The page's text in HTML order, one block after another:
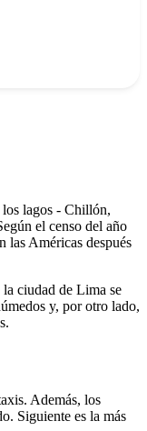
los lagos - Chillón,
el censo del año
las Américas después
la ciudad de Lima se
y, por otro lado,
Además, los
Siguiente es la más